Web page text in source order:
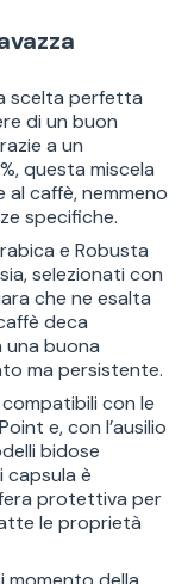
scelta perfetta
di un buon
a un
questa miscela
caffè, nemmeno
specifiche.
e Robusta
selezionati con
che ne esalta
deca
buona
ma persistente.
con le
e, con l’ausilio
bidose
capsula è
protettiva per
le proprietà